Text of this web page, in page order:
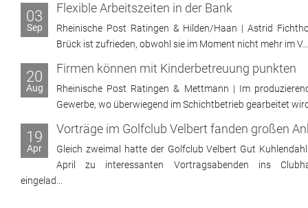
03
Sep
Flexible Arbeitszeiten in der Bank
Rheinische Post Ratingen & Hilden/Haan | Astrid
Brück ist zufrieden, obwohl sie im Moment nicht mehr im V...
20
Aug
Firmen können mit Kinderbetreuung punkten
Rheinische Post Ratingen & Mettmann | Im
Gewerbe, wo überwiegend im Schichtbetrieb gearbeitet
19
Apr
Gleich zweimal hatte der Golfclub Velbert Gut
April zu interessanten Vortragsabenden ins
eingelad...